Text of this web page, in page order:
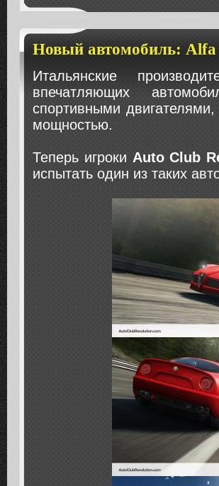
Новый автомобиль: Alfa
Итальянские
впечатляющих
спортивными
мощностью.
Теперь игроки Auto Club
испытать один из таких